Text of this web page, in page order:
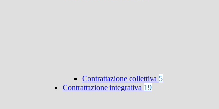
Contrattazione collettiva 5
Contrattazione integrativa 19